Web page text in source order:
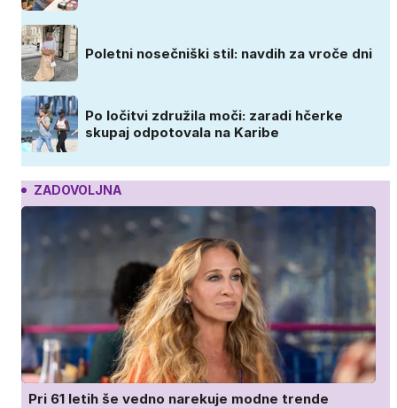
Poletni nosečniški stil: navdih za vroče dni
Po ločitvi združila moči: zaradi hčerke
skupaj odpotovala na Karibe
ZADOVOLJNA
Pri 61 letih še vedno narekuje modne trende